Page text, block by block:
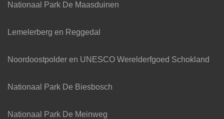
Nationaal Park De Maasduinen
Lemelerberg en Reggedal
Noordoostpolder en UNESCO Werelderfgoed Schokland
Nationaal Park De Biesbosch
Nationaal Park De Meinweg